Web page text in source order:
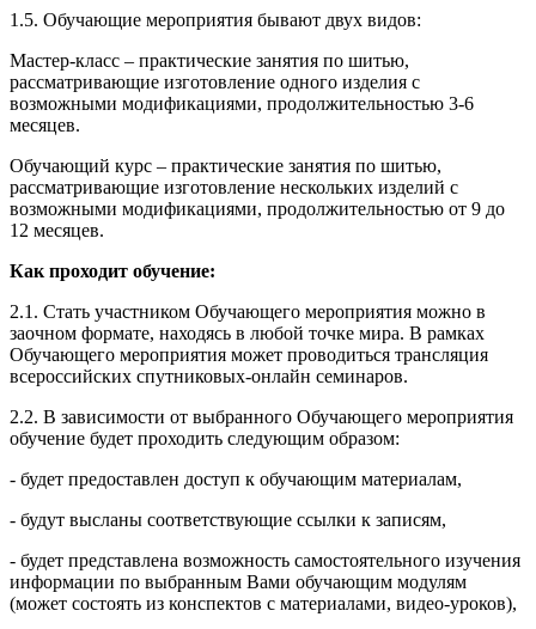
1.5. Обучающие мероприятия бывают двух видов:
Мастер-класс – практические занятия по шитью,
рассматривающие изготовление одного изделия с
возможными модификациями, продолжительностью 3-6
месяцев.
Обучающий курс – практические занятия по шитью,
рассматривающие изготовление нескольких изделий с
возможными модификациями, продолжительностью от 9 до
12 месяцев.
Как проходит обучение:
2.1. Стать участником Обучающего мероприятия можно в
заочном формате, находясь в любой точке мира. В рамках
Обучающего мероприятия может проводиться трансляция
всероссийских спутниковых-онлайн семинаров.
2.2. В зависимости от выбранного Обучающего мероприятия
обучение будет проходить следующим образом:
- будет предоставлен доступ к обучающим материалам,
- будут высланы соответствующие ссылки к записям,
- будет представлена возможность самостоятельного изучения
информации по выбранным Вами обучающим модулям
(может состоять из конспектов с материалами, видео-уроков),